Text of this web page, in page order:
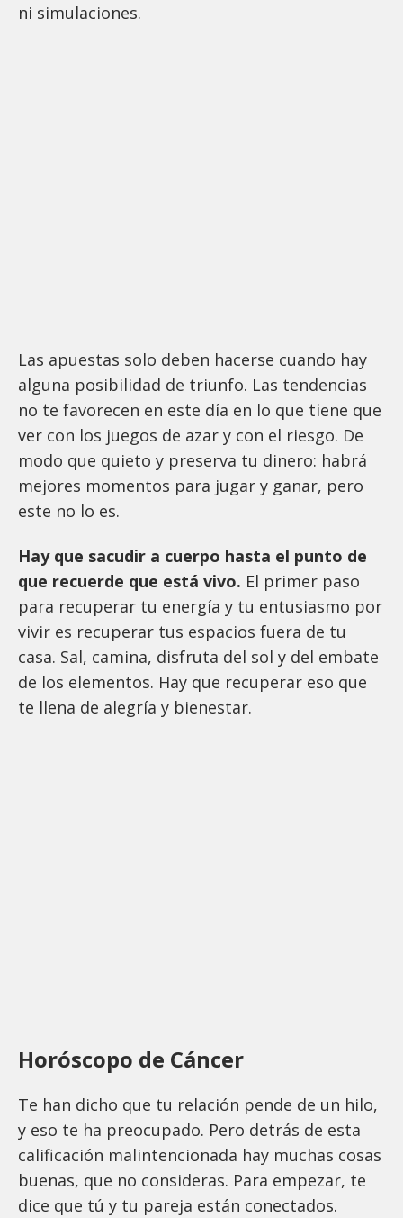
ni simulaciones.
Las apuestas solo deben hacerse cuando hay
alguna posibilidad de triunfo. Las tendencias
no te favorecen en este día en lo que tiene que
ver con los juegos de azar y con el riesgo. De
modo que quieto y preserva tu dinero: habrá
mejores momentos para jugar y ganar, pero
este no lo es.
Hay que sacudir a cuerpo hasta el punto de
que recuerde que está vivo. El primer paso
para recuperar tu energía y tu entusiasmo por
vivir es recuperar tus espacios fuera de tu
casa. Sal, camina, disfruta del sol y del embate
de los elementos. Hay que recuperar eso que
te llena de alegría y bienestar.
Horóscopo de Cáncer
Te han dicho que tu relación pende de un hilo,
y eso te ha preocupado. Pero detrás de esta
calificación malintencionada hay muchas cosas
buenas, que no consideras. Para empezar, te
dice que tú y tu pareja están conectados.